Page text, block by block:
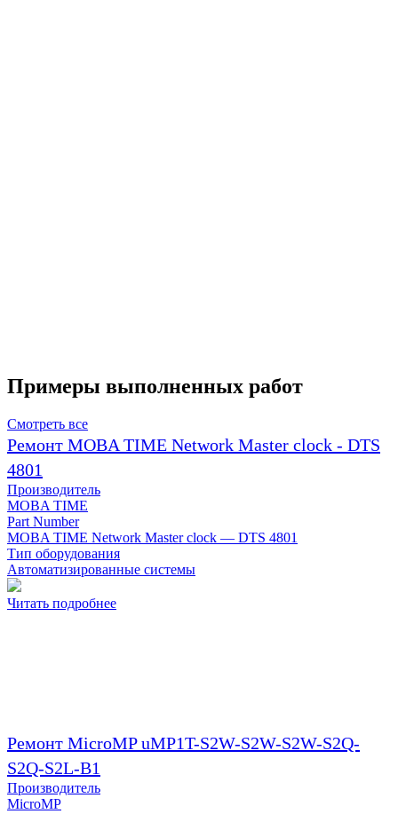
Примеры выполненных работ
Смотреть все
Ремонт MOBA TIME Network Master clock - DTS
4801
Производитель
MOBA TIME
Part Number
MOBA TIME Network Master clock — DTS 4801
Тип оборудования
Автоматизированные системы
Читать подробнее
Ремонт MicroMP uMP1T-S2W-S2W-S2W-S2Q-
S2Q-S2L-B1
Производитель
MicroMP